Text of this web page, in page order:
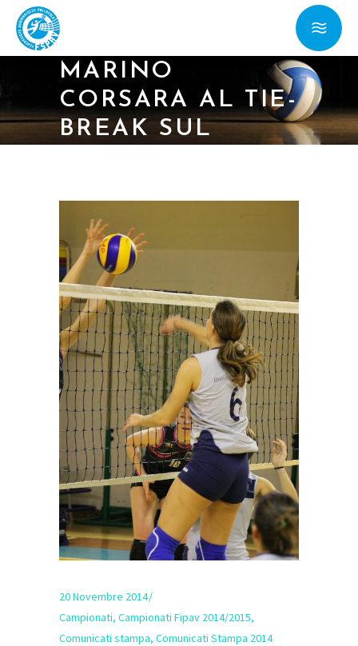
21/11/14 – SERIE C:
MARINO
CORSARA AL TIE-
BREAK SUL
20 Novembre 2014
Campionati, Campionati Fipav 2014/2015,
Comunicati stampa, Comunicati Stampa 2014